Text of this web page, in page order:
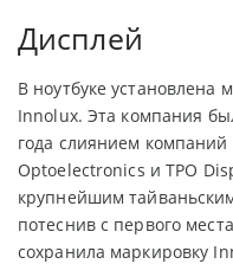
Дисплей
В ноутбуке установлена
Innolux. Эта компания
года слиянием
Optoelectronics и TPO
крупнейшим
потеснив с первого
сохранила маркировку